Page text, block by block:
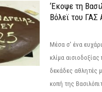
‘Εκοψε τη
Βόλεϊ του ΓΑΣ
Μέσα σ' ένα
κλίμα
δεκάδες αθλητές
κοπή της